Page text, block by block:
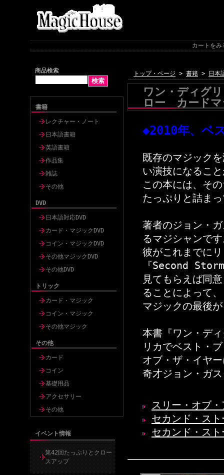
カートをみ
商品検索
書籍
レクチャー・ノート
日本語書籍
英語書籍
作品集
雑誌
その他
DVD
日本語対応DVD
カード・マジックDVD
コイン・マジックDVD
その他マジックDVD
その他DVD
トリック
カード・マジック
コイン・マジック
その他マジック
その他
カード
コイン
基礎用品
アクセサリー
その他
イベント情報
第42回たっぷりとクロー
スアップ
トップ・ページ > 書籍 > 日本
ワン・ディグ
ロー カードマ
◆2010年、ベ
既存のマジック
い演技になるこ
この本には、そ
たっぷりと詰ま
著者のジョン・
るマジシャンで
彼がこれまでに
『Second
見てもらえば同
ることによって、
マジックの最後
本書『ワン・デ
リカでベスト・
オブ・ザ・イヤ
奇才ジョン・ガ
スリー・オブ
セカンド・ス
セカンド・ス